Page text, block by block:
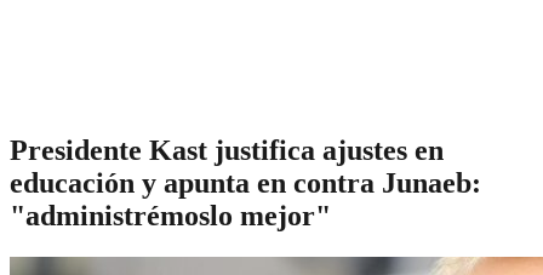
Presidente Kast justifica ajustes en
educación y apunta en contra Junaeb:
"administrémoslo mejor"